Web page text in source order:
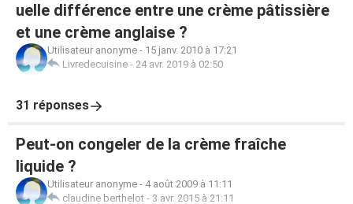
uelle différence entre une crème pâtissière
et une crème anglaise ?
Utilisateur anonyme - 15 janv. 2010 à 17:21
Livredecuisine - 24 avr. 2019 à 02:50
31 réponses
Peut-on congeler de la crème fraîche
liquide ?
Utilisateur anonyme - 4 août 2009 à 11:11
claudine berthelot - 3 avr. 2015 à 21:11